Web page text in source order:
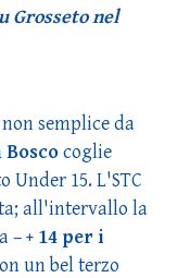
Grosseto nel
semplice da
Boscocoglie
Under 15. L'STC
all'intervallo la
–+ 14 per i
un bel terzo